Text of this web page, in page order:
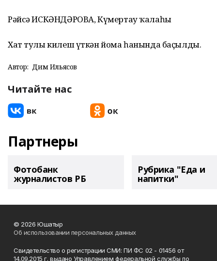
Рәйсә ИСКӘНДӘРОВА, Күмертау ҡалаһы
Хат тулы килеш үткән йома һанында баҫылды.
Автор: Дим Ильясов
Читайте нас
Партнеры
Фотобанк
журналистов РБ
Рубрика "Еда и
напитки"
© 2026 Юшатыр
Об использовании персональных данных
Свидетельство о регистрации СМИ: ПИ ФС 02 - 01456 от
14.09.2015 г. выдано Управлением федеральной службы по